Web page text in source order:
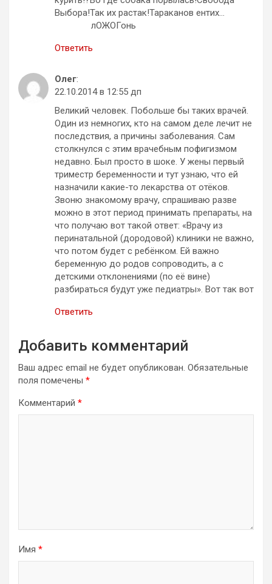
Выбора!Так их растак!Тараканов ентих…
лОЖОГонь
Ответить
Олег:
22.10.2014 в 12:55 дп
Великий человек. Побольше бы таких врачей.
Один из немногих, кто на самом деле лечит не
последствия, а причины заболевания. Сам
столкнулся с этим врачебным пофигизмом
недавно. Был просто в шоке. У жены первый
триместр беременности и тут узнаю, что ей
назначили какие-то лекарства от отёков.
Звоню знакомому врачу, спрашиваю разве
можно в этот период принимать препараты, на
что получаю вот такой ответ: «Врачу из
перинатальной (дородовой) клиники не важно,
что потом будет с ребёнком. Ей важно
беременную до родов сопроводить, а с
детскими отклонениями (по её вине)
разбираться будут уже педиатры». Вот так вот
Ответить
Добавить комментарий
Ваш адрес email не будет опубликован. Обязательные
поля помечены *
Комментарий *
Имя *